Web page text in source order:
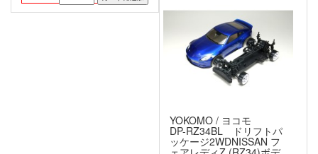
YOKOMO / ヨコモ
DP-RZ34BL ドリフトパ
ッケージ2WDNISSAN フ